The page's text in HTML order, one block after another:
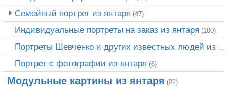
Семейный портрет из янтаря (47)
Индивидуальные портреты на заказ из янтаря (100)
Портреты Шевченко и других известных людей из янтаря
Портрет c фотографии из янтаря (6)
Модульные картины из янтаря (22)